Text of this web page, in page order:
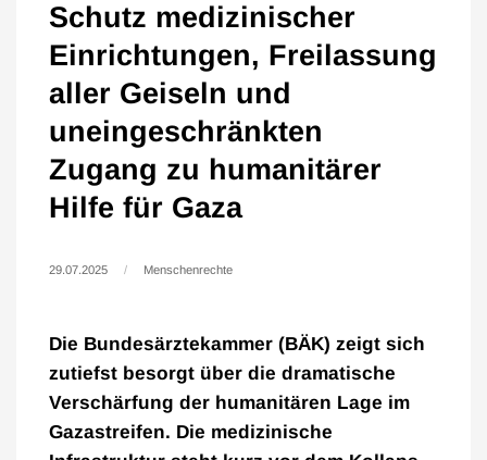
Schutz medizinischer
Einrichtungen, Freilassung
aller Geiseln und
uneingeschränkten
Zugang zu humanitärer
Hilfe für Gaza
29.07.2025 Menschenrechte
Die Bundesärztekammer (BÄK) zeigt sich
zutiefst besorgt über die dramatische
Verschärfung der humanitären Lage im
Gazastreifen. Die medizinische